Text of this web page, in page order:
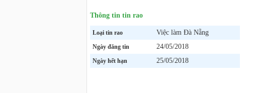
Thông tin tin rao
Loại tin rao Việc làm Đà Nẵng
Ngày đăng tin 24/05/2018
Ngày hết hạn 25/05/2018